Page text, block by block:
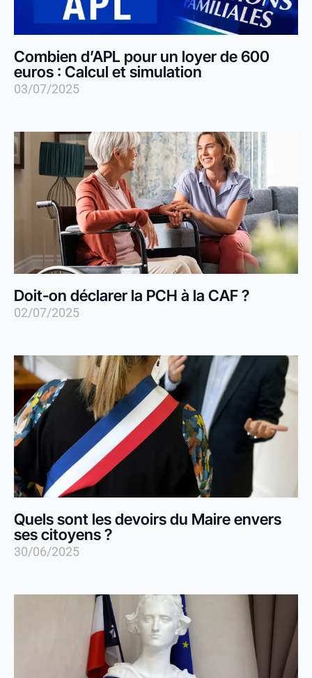
Combien d’APL pour un loyer de 600
euros​ : Calcul et simulation
03/07/2025
Doit-on déclarer la PCH à la CAF ?
02/07/2025
Quels sont les devoirs du Maire envers
ses citoyens ?
30/06/2025